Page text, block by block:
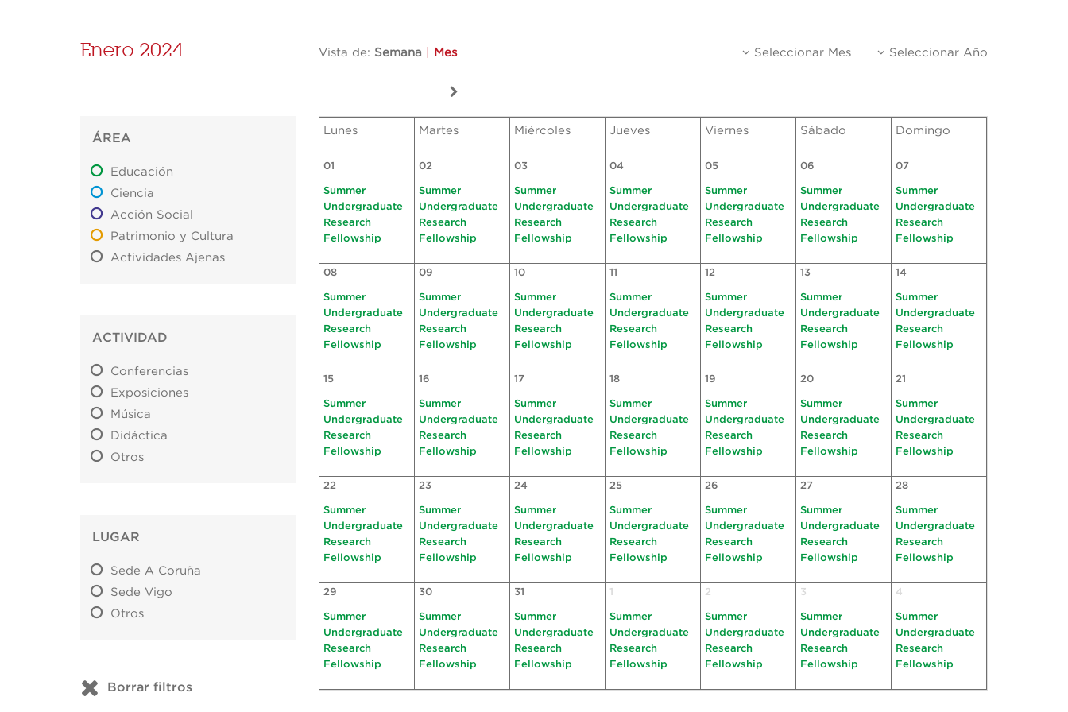
Enero 2024 Vista de: Semana Mes Seleccionar Mes Seleccionar Año
ÁREA
Educación
Ciencia
Acción Social
Patrimonio y Cultura
Actividades Ajenas
ACTIVIDAD
Conferencias
Exposiciones
Música
Didáctica
Otros
LUGAR
Sede A Coruña
Sede Vigo
Otros
Borrar filtros
Lunes Martes Miércoles Jueves Viernes Sábado Domingo
01
Summer
Undergraduate
Research
Fellowship
02
Summer
Undergraduate
Research
Fellowship
03
Summer
Undergraduate
Research
Fellowship
04
Summer
Undergraduate
Research
Fellowship
05
Summer
Undergraduate
Research
Fellowship
06
Summer
Undergraduate
Research
Fellowship
07
Summer
Undergraduate
Research
Fellowship
08
Summer
Undergraduate
Research
Fellowship
09
Summer
Undergraduate
Research
Fellowship
10
Summer
Undergraduate
Research
Fellowship
11
Summer
Undergraduate
Research
Fellowship
12
Summer
Undergraduate
Research
Fellowship
13
Summer
Undergraduate
Research
Fellowship
14
Summer
Undergraduate
Research
Fellowship
15
Summer
Undergraduate
Research
Fellowship
16
Summer
Undergraduate
Research
Fellowship
17
Summer
Undergraduate
Research
Fellowship
18
Summer
Undergraduate
Research
Fellowship
19
Summer
Undergraduate
Research
Fellowship
20
Summer
Undergraduate
Research
Fellowship
21
Summer
Undergraduate
Research
Fellowship
22
Summer
Undergraduate
Research
Fellowship
23
Summer
Undergraduate
Research
Fellowship
24
Summer
Undergraduate
Research
Fellowship
25
Summer
Undergraduate
Research
Fellowship
26
Summer
Undergraduate
Research
Fellowship
27
Summer
Undergraduate
Research
Fellowship
28
Summer
Undergraduate
Research
Fellowship
29
Summer
Undergraduate
Research
Fellowship
30
Summer
Undergraduate
Research
Fellowship
31
Summer
Undergraduate
Research
Fellowship
1
Summer
Undergraduate
Research
Fellowship
2
Summer
Undergraduate
Research
Fellowship
3
Summer
Undergraduate
Research
Fellowship
4
Summer
Undergraduate
Research
Fellowship